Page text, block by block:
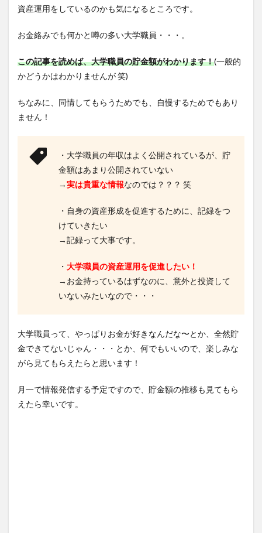
資産運用をしているのかも気になるところです。
お金絡みでも何かと噂の多い大学職員・・・。
この記事を読めば、大学職員の貯金額がわかります！(一般的
かどうかはわかりませんが 笑)
ちなみに、同情してもらうためでも、自慢するためでもあり
ません！
・大学職員の年収はよく公開されているが、貯
金額はあまり公開されていない
→実は貴重な情報なのでは？？？ 笑
・自身の資産形成を促進するために、記録をつ
けていきたい
→記録って大事です。
・ 大学職員の資産運用を促進したい！
→お金持っているはずなのに、意外と投資して
いないみたいなので・・・
大学職員って、やっぱりお金が好きなんだな〜とか、全然貯
金できてないじゃん・・・とか、何でもいいので、楽しみな
がら見てもらえたらと思います！
月一で情報発信する予定ですので、貯金額の推移も見てもら
えたら幸いです。